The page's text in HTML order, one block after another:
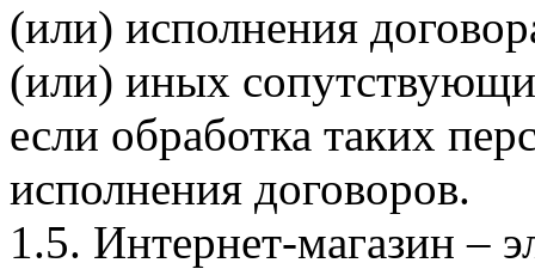
(или) исполнения
(или) иных
если обработка таких
исполнения договоров.
1.5. Интернет-магазин –